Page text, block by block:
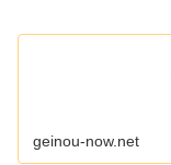
geinou-now.net